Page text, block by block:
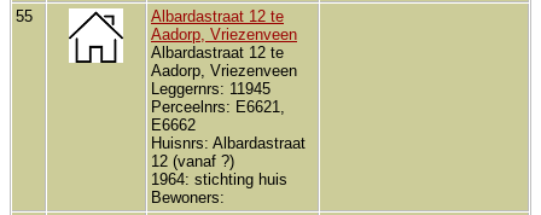
55
Albardastraat 12 te
Aadorp, Vriezenveen
Albardastraat 12 te
Aadorp, Vriezenveen
Leggernrs: 11945
Perceelnrs: E6621,
E6662
Huisnrs: Albardastraat
12 (vanaf ?)
1964: stichting huis
Bewoners: